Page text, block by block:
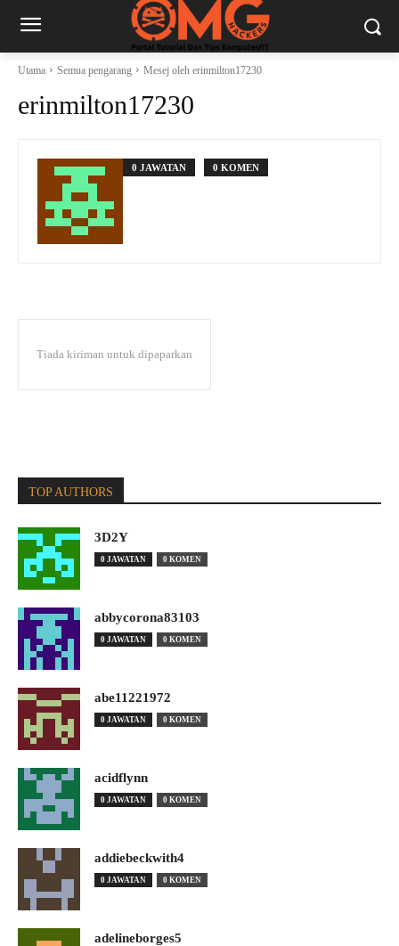
Utama Semua pengarang Mesej oleh erinmilton17230
erinmilton17230
0 JAWATAN 0 KOMEN
Tiada kiriman untuk dipaparkan
TOP AUTHORS
3D2Y
0 JAWATAN 0 KOMEN
abbycorona83103
0 JAWATAN 0 KOMEN
abe11221972
0 JAWATAN 0 KOMEN
acidflynn
0 JAWATAN 0 KOMEN
addiebeckwith4
0 JAWATAN 0 KOMEN
adelineborges5